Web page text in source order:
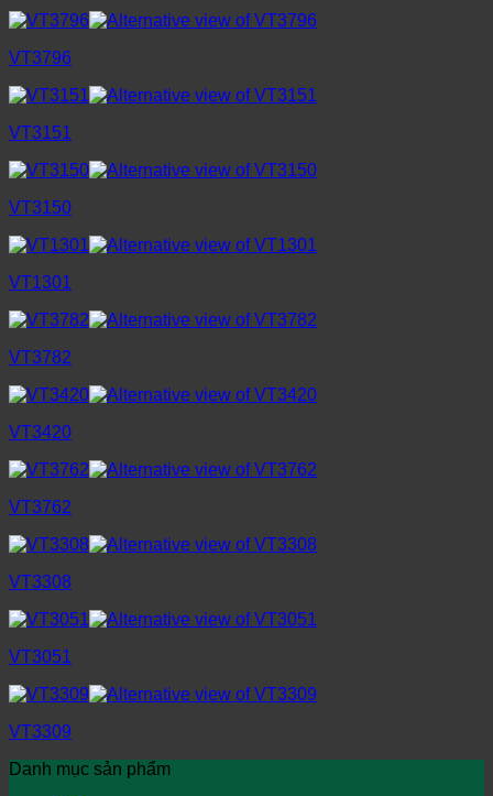
VT3796
VT3151
VT3150
VT1301
VT3782
VT3420
VT3762
VT3308
VT3051
VT3309
Danh mục sản phẩm